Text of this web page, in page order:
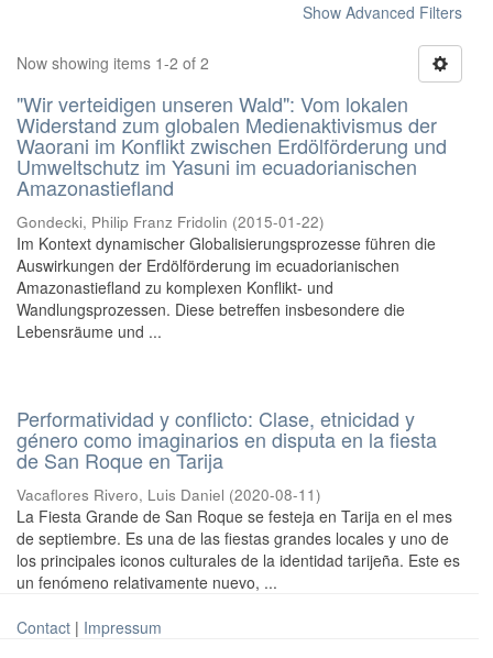
Show Advanced Filters
Now showing items 1-2 of 2
"Wir verteidigen unseren Wald": Vom lokalen
Widerstand zum globalen Medienaktivismus der
Waorani im Konflikt zwischen Erdölförderung und
Umweltschutz im Yasuni im ecuadorianischen
Amazonastiefland
Gondecki, Philip Franz Fridolin (2015-01-22)
Im Kontext dynamischer Globalisierungsprozesse führen die
Auswirkungen der Erdölförderung im ecuadorianischen
Amazonastiefland zu komplexen Konflikt- und
Wandlungsprozessen. Diese betreffen insbesondere die
Lebensräume und ...
Performatividad y conflicto: Clase, etnicidad y
género como imaginarios en disputa en la fiesta
de San Roque en Tarija
Vacaflores Rivero, Luis Daniel (2020-08-11)
La Fiesta Grande de San Roque se festeja en Tarija en el mes
de septiembre. Es una de las fiestas grandes locales y uno de
los principales iconos culturales de la identidad tarijeña. Este es
un fenómeno relativamente nuevo, ...
Contact | Impressum